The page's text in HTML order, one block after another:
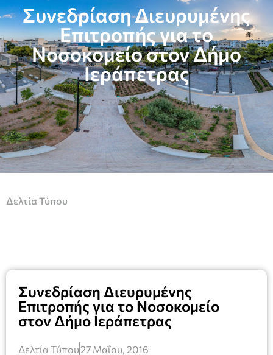
Συνεδρίαση Διευρυμένης
Επιτροπής για το
Νοσοκομείο στον Δήμο
Ιεράπετρας
Δελτία Τύπου
Συνεδρίαση Διευρυμένης
Επιτροπής για το Νοσοκομείο
στον Δήμο Ιεράπετρας
Δελτία Τύπου 27 Μαΐου, 2016